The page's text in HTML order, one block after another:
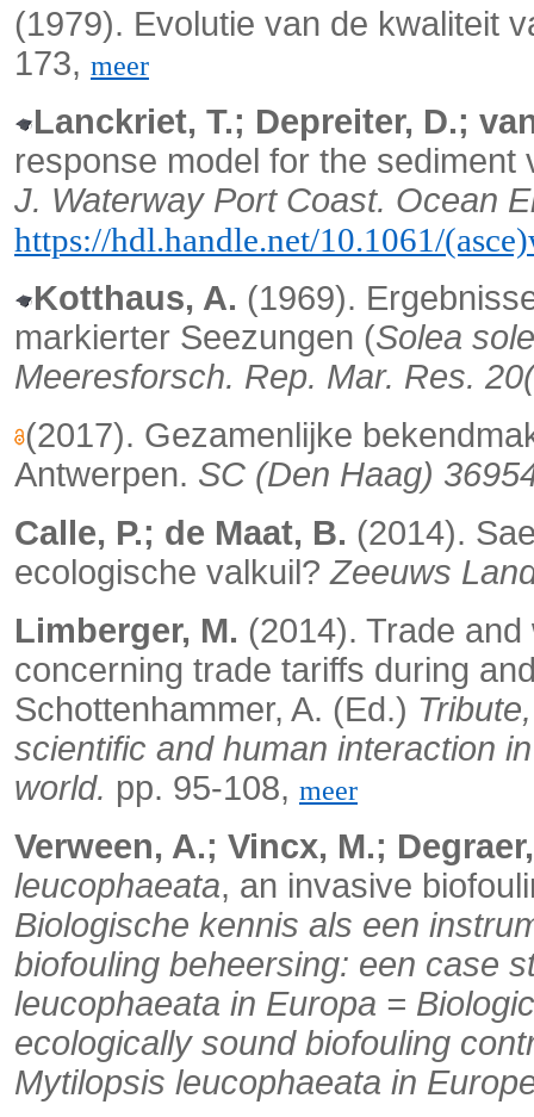
(1979). Evolutie van de kwaliteit
173, meer
Lanckriet, T.; Depreiter, D.;
response model for the
J. Waterway Port Coast. Ocean
https://hdl.handle.net/10.1061/
Kotthaus, A. (1969).
markierter Seezungen (Solea
Meeresforsch. Rep. Mar. Res.
(2017). Gezamenlijke
Antwerpen. SC (Den Haag)
Calle, P.; de Maat, B. (2014).
ecologische valkuil?Zeeuws
Limberger, M. (2014). Trade
concerning trade tariffs during
Schottenhammer, A. (Ed.)
scientific and human interaction
world. pp. 95-108, meer
Verween, A.; Vincx, M.;
leucophaeata, an invasive
Biologische kennis als een
biofouling beheersing: een case
leucophaeata in Europa =
ecologically sound biofouling
Mytilopsis leucophaeata in